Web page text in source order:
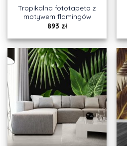
Tropikalna fototapeta z
motywem flamingów
893 zł